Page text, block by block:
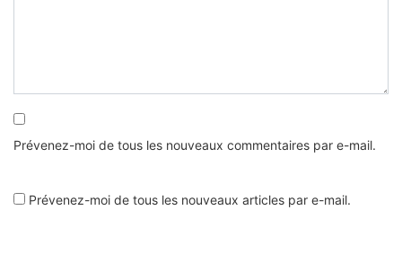
Prévenez-moi de tous les nouveaux commentaires par e-mail.
Prévenez-moi de tous les nouveaux articles par e-mail.